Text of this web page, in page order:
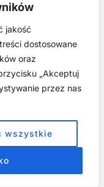
jakość
dostosowane
oraz
„Akceptuj
przez nas
wszystkie
ani AI?
od
na gotowym
potrzebujesz
„tajnej
90 dni